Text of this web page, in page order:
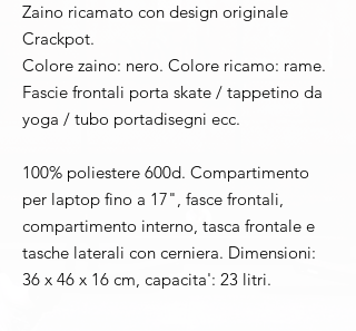
Zaino ricamato con design originale
Crackpot.
Colore zaino: nero. Colore ricamo: rame.
Fascie frontali porta skate / tappetino da
yoga / tubo portadisegni ecc.
100% poliestere 600d. Compartimento
per laptop fino a 17", fasce frontali,
compartimento interno, tasca frontale e
tasche laterali con cerniera. Dimensioni:
36 x 46 x 16 cm, capacita': 23 litri.